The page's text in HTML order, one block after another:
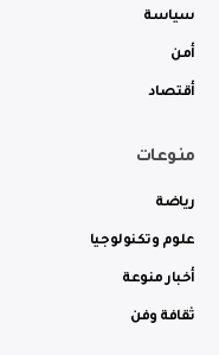
سياسة
أمن
أقتصاد
منوعات
رياضة
علوم وتكنولوجيا
أخبار منوعة
ثقافة وفن